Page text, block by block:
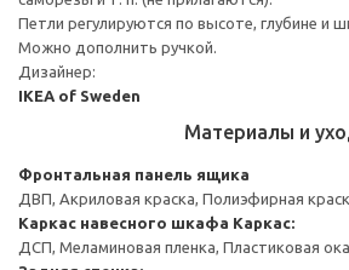
Петли регулируются по высоте, глубине и
Можно дополнить ручкой.
Дизайнер:
IKEA of Sweden
Материалы и
Фронтальная панель ящика
ДВП, Акриловая краска, Полиэфирная
Каркас навесного шкафа Каркас:
ДСП, Меламиновая пленка, Пластиковая